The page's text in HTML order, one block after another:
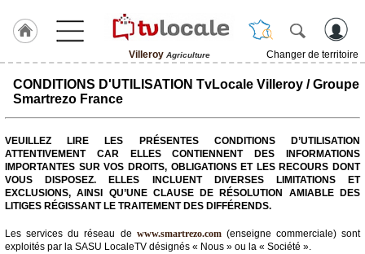
Villeroy Agriculture
Changer de territoire
J'adhère
Hulcoq
Villeroy
TvLocale
France
Accueil
CONDITIONS D'UTILISATION TvLocale Villeroy / Groupe
Smartrezo France
VEUILLEZ LIRE LES PRÉSENTES CONDITIONS D’UTILISATION
ATTENTIVEMENT CAR ELLES CONTIENNENT DES INFORMATIONS
IMPORTANTES SUR VOS DROITS, OBLIGATIONS ET LES RECOURS DONT
VOUS DISPOSEZ. ELLES INCLUENT DIVERSES LIMITATIONS ET
EXCLUSIONS, AINSI QU’UNE CLAUSE DE RÉSOLUTION AMIABLE DES
LITIGES RÉGISSANT LE TRAITEMENT DES DIFFÉRENDS.
Les services du réseau de www.smartrezo.com(enseigne commerciale) sont
exploités par la SASU LocaleTV désignés « Nous » ou la « Société ».